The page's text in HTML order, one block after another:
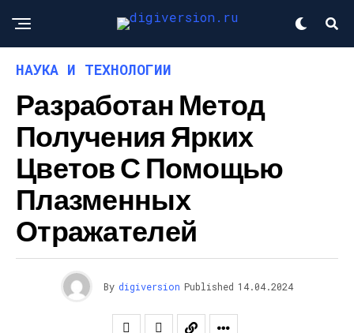
НАУКА И ТЕХНОЛОГИИ
Разработан Метод
Получения Ярких
Цветов С Помощью
Плазменных
Отражателей
By digiversion Published 14.04.2024